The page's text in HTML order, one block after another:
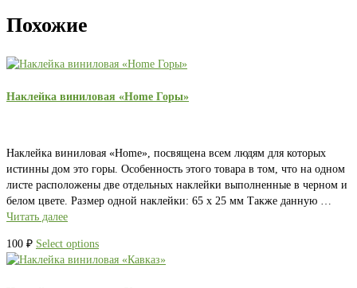
Похожие
Наклейка виниловая «Home Горы»
Наклейка виниловая «Home», посвящена всем людям для которых
истинны дом это горы. Особенность этого товара в том, что на одном
листе расположены две отдельных наклейки выполненные в черном и
белом цвете. Размер одной наклейки: 65 х 25 мм Также данную …
Читать далее
100 ₽ Select options